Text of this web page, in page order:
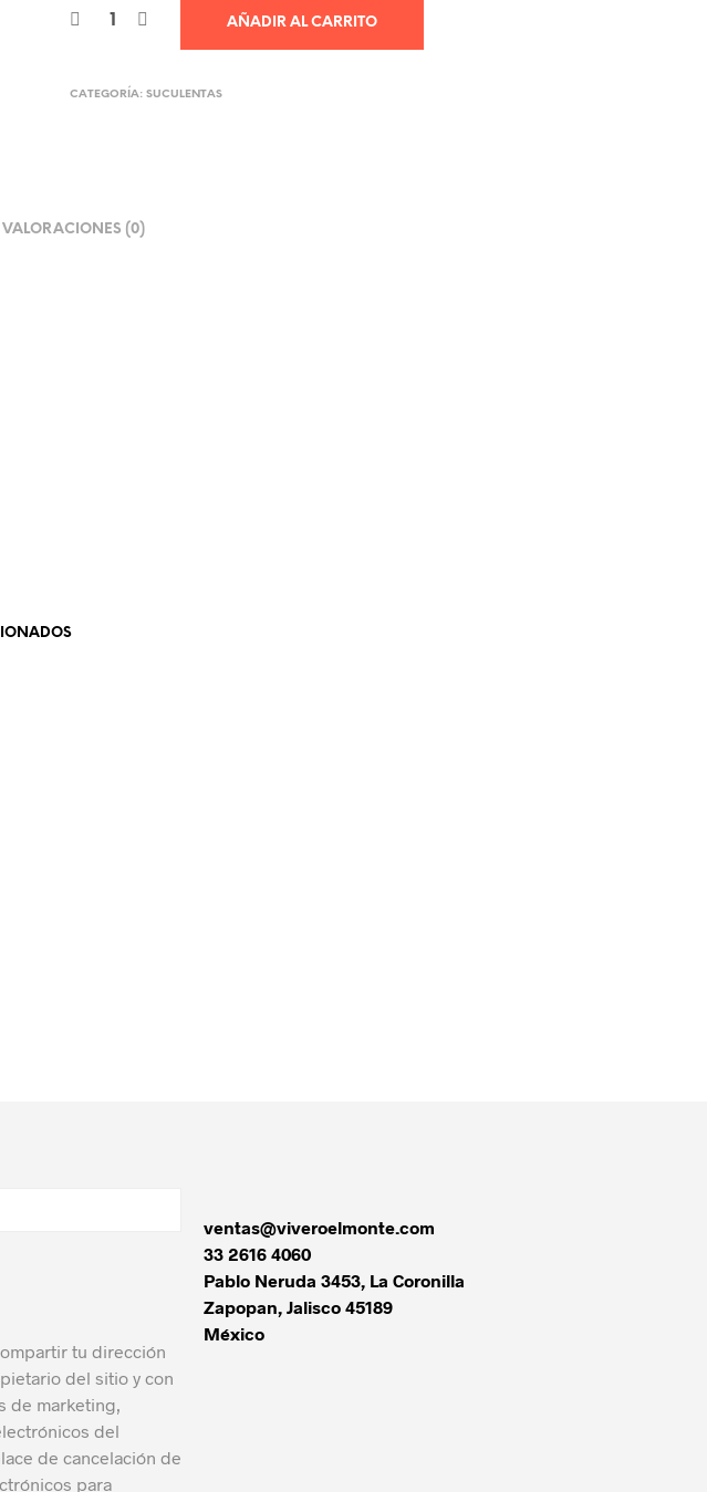
AÑADIR AL CARRITO
CATEGORÍA:SUCULENTAS
VALORACIONES (0)
tu dirección
del sitio y con
de marketing,
del
de cancelación de
para
ventas@viveroelmonte.com
33 2616 4060
Pablo Neruda 3453, La Coronilla
Zapopan,Jalisco 45189
México